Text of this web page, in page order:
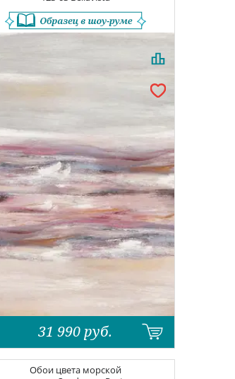
31 990руб.
Обои цвета морской